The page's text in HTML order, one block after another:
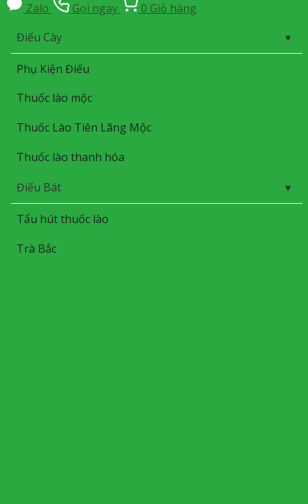
Zalo
Gọi ngay 0 Giỏ hàng
Điếu Cày
Phụ Kiện Điếu
Thuốc lào mộc
Thuốc Lào Tiên Lãng Mộc
Thuốc lào thanh hóa
Điếu Bát
Tẩu hút thuốc lào
Trà Bắc